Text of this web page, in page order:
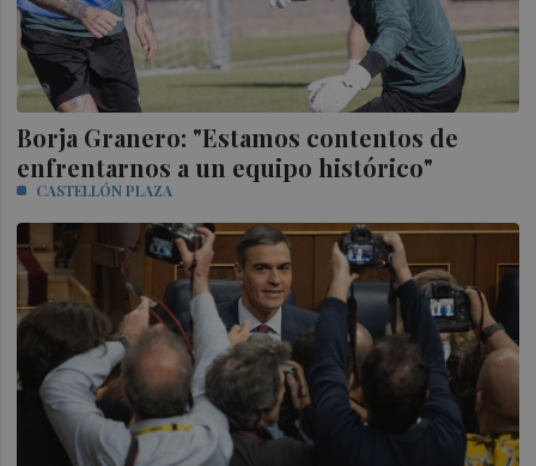
Borja Granero: "Estamos contentos de
enfrentarnos a un equipo histórico"
CASTELLÓN PLAZA